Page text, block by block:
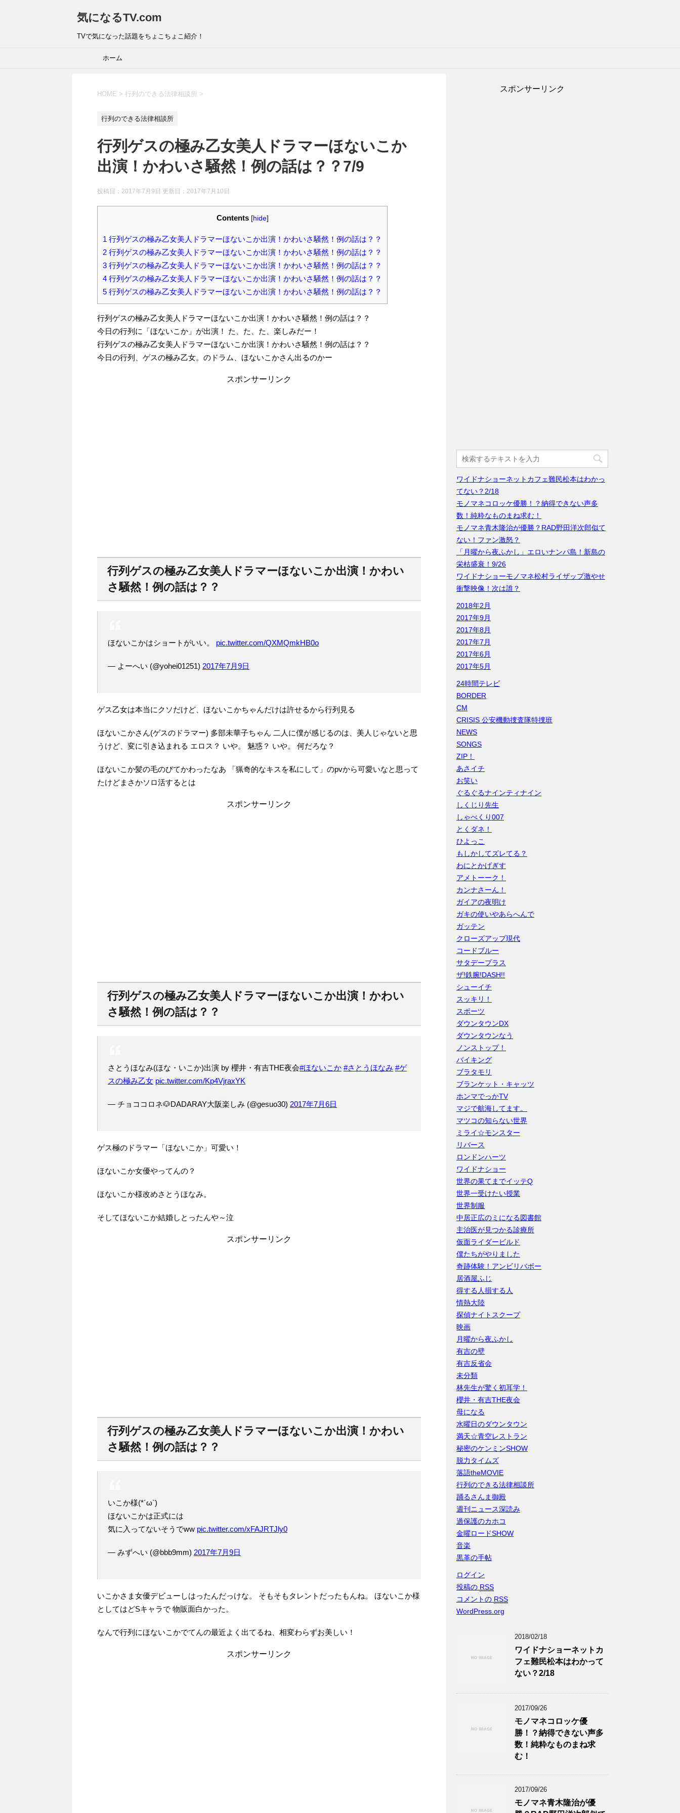
気になるTV.com
TVで気になった話題をちょこちょこ紹介！
ホーム
HOME > 行列のできる法律相談所 >
行列のできる法律相談所
行列ゲスの極み乙女美人ドラマーほないこか
出演！かわいさ騒然！例の話は？？7/9
投稿日：2017年7月9日 更新日： 2017年7月10日
Contents [hide]
1 行列ゲスの極み乙女美人ドラマーほないこか出演！かわいさ騒然！例の話は？？
2 行列ゲスの極み乙女美人ドラマーほないこか出演！かわいさ騒然！例の話は？？
3 行列ゲスの極み乙女美人ドラマーほないこか出演！かわいさ騒然！例の話は？？
4 行列ゲスの極み乙女美人ドラマーほないこか出演！かわいさ騒然！例の話は？？
5 行列ゲスの極み乙女美人ドラマーほないこか出演！かわいさ騒然！例の話は？？
行列ゲスの極み乙女美人ドラマーほないこか出演！かわいさ騒然！例の話は？？
今日の行列に「ほないこか」が出演！ た、た、た、楽しみだー！
行列ゲスの極み乙女美人ドラマーほないこか出演！かわいさ騒然！例の話は？？
今日の行列、ゲスの極み乙女。のドラム、ほないこかさん出るのかー
スポンサーリンク
行列ゲスの極み乙女美人ドラマーほないこか出演！かわい
さ騒然！例の話は？？
ほないこかはショートがいい。 pic.twitter.com/QXMQmkHB0o
— よーへい (@yohei01251) 2017年7月9日
ゲス乙女は本当にクソだけど、ほないこかちゃんだけは許せるから行列見る
ほないこかさん(ゲスのドラマー) 多部未華子ちゃん 二人に僕が感じるのは、美人じゃないと思
うけど、変に引き込まれる エロス？ いや。 魅惑？ いや。 何だろな？
ほないこか髪の毛のびてかわったなあ 「猟奇的なキスを私にして」のpvから可愛いなと思って
たけどまさかソロ活するとは
スポンサーリンク
行列ゲスの極み乙女美人ドラマーほないこか出演！かわい
さ騒然！例の話は？？
さとうほなみ(ほな・いこか)出演 by 櫻井・有吉THE夜会#ほないこか #さとうほなみ #ゲ
スの極み乙女 pic.twitter.com/Kp4VjraxYK
— チョココロネ🐶DADARAY大阪楽しみ (@gesuo30) 2017年7月6日
ゲス極のドラマー「ほないこか」可愛い！
ほないこか女優やってんの？
ほないこか様改めさとうほなみ。
そしてほないこか結婚しとったんや～泣
スポンサーリンク
行列ゲスの極み乙女美人ドラマーほないこか出演！かわい
さ騒然！例の話は？？
いこか様(*´ω`)
ほないこかは正式には
気に入ってないそうでww pic.twitter.com/xFAJRTJly0
— みずへい (@bbb9mm) 2017年7月9日
いこかさま女優デビューしはったんだっけな。 そもそもタレントだったもんね。 ほないこか様
としてはどSキャラで 物販面白かった。
なんで行列にほないこかでてんの最近よく出てるね、相変わらずお美しい！
スポンサーリンク
スポンサーリンク
ワイドナショーネットカフェ難民松本はわかっ
てない？2/18
モノマネコロッケ優勝！？納得できない声多
数！純粋なものまね求む！
モノマネ青木隆治が優勝？RAD野田洋次郎似て
ない！ファン激怒？
「月曜から夜ふかし」エロいナンパ島！新島の
栄枯盛衰！9/26
ワイドナショーモノマネ松村ライザップ激やせ
衝撃映像！次は誰？
2018年2月
2017年9月
2017年8月
2017年7月
2017年6月
2017年5月
24時間テレビ
BORDER
CM
CRISIS 公安機動捜査隊特捜班
NEWS
SONGS
ZIP！
あさイチ
お笑い
ぐるぐるナインティナイン
しくじり先生
しゃべくり007
とくダネ！
ひよっこ
もしかしてズレてる？
わにとかげぎす
アメトーーク！
カンナさーん！
ガイアの夜明け
ガキの使いやあらへんで
ガッテン
クローズアップ現代
コードブルー
サタデープラス
ザ!鉄腕!DASH!!
シューイチ
スッキリ！
スポーツ
ダウンタウンDX
ダウンタウンなう
ノンストップ！
バイキング
ブラタモリ
ブランケット・キャッツ
ホンマでっかTV
マジで航海してます。
マツコの知らない世界
ミライ☆モンスター
リバース
ロンドンハーツ
ワイドナショー
世界の果てまでイッテQ
世界一受けたい授業
世界制服
中居正広のミになる図書館
主治医が見つかる診療所
仮面ライダービルド
僕たちがやりました
奇跡体験！アンビリバボー
居酒屋ふじ
得する人損する人
情熱大陸
探偵ナイトスクープ
映画
月曜から夜ふかし
有吉の壁
有吉反省会
未分類
林先生が驚く初耳学！
櫻井・有吉THE夜会
母になる
水曜日のダウンタウン
満天☆青空レストラン
秘密のケンミンSHOW
脱力タイムズ
落語theMOVIE
行列のできる法律相談所
踊るさんま御殿
週刊ニュース深読み
過保護のカホコ
金曜ロードSHOW
音楽
黒革の手帖
ログイン
投稿の RSS
コメントの RSS
WordPress.org
2018/02/18
ワイドナショーネットカ
フェ難民松本はわかって
ない？2/18
2017/09/26
モノマネコロッケ優
勝！？納得できない声多
数！純粋なものまね求
む！
2017/09/26
モノマネ青木隆治が優